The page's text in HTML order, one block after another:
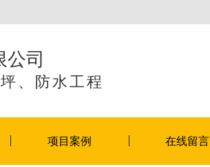
公司
、防水工程
项目案例 在线留言